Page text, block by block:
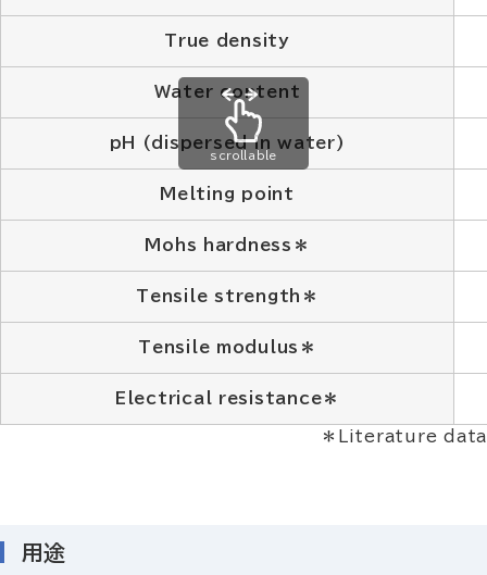
True density
Water content
pH (dispersed in water)
Melting point
Mohs hardness＊
Tensile strength＊
Tensile modulus＊
Electrical resistance＊
＊Literature data
scrollable
用途